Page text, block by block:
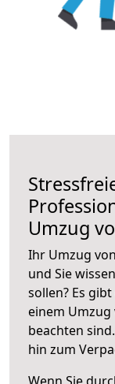
Umzug
Ihr Umzug
und Sie
sollen? Es
einem Umzug
beachten sind.
hin zum